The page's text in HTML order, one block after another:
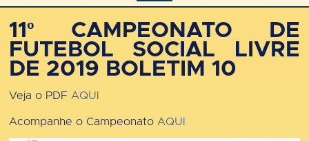
11º CAMPEONATO DE
FUTEBOL SOCIAL LIVRE
DE 2019 BOLETIM 10
Veja o PDF AQUI
Acompanhe o Campeonato AQUI